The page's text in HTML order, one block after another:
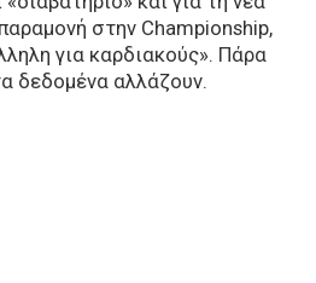
στην Championship,
για καρδιακούς». Πάρα
δεδομένα αλλάζουν.